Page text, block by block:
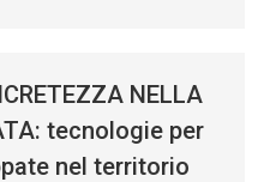
NELLA
tecnologie per
nel territorio